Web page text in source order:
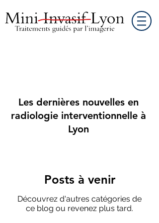
Les dernières nouvelles en
radiologie interventionnelle à
Lyon
Posts à venir
Découvrez d'autres catégories de
ce blog ou revenez plus tard.